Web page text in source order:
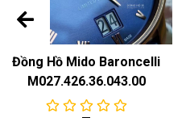
Đồng Hồ Mido Baroncelli
M027.426.36.043.00